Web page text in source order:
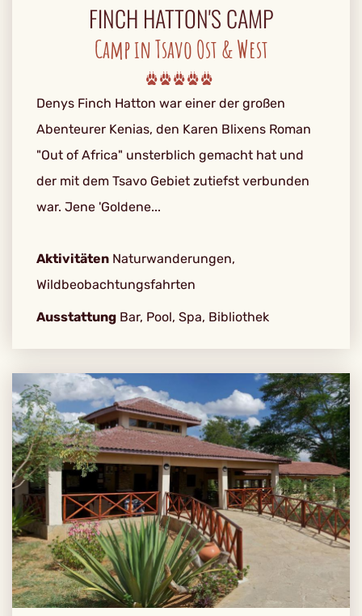
FINCH HATTON'S CAMP
Camp in Tsavo Ost & West
Denys Finch Hatton war einer der großen
Abenteurer Kenias, den Karen Blixens Roman
"Out of Africa" unsterblich gemacht hat und
der mit dem Tsavo Gebiet zutiefst verbunden
war. Jene 'Goldene...
Aktivitäten Naturwanderungen,
Wildbeobachtungsfahrten
Ausstattung Bar, Pool, Spa, Bibliothek